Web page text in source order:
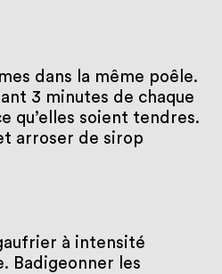
dans la même poêle.
3 minutes de chaque
qu’elles soient tendres.
arroser de sirop
à intensité
Badigeonner les